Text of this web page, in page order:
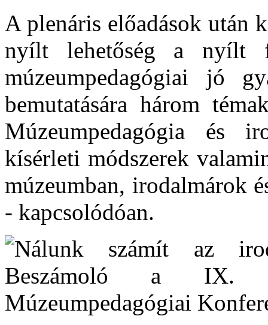
A plenáris előadások után
nyílt lehetőség a nyílt
múzeumpedagógiai jó
bemutatására három
Múzeumpedagógia és
kísérleti módszerek
múzeumban, irodalmárok
- kapcsolódóan.